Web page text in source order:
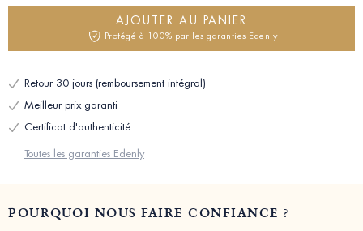
AJOUTER AU PANIER
Protégé à 100% par les garanties Edenly
Retour 30 jours (remboursement intégral)
Meilleur prix garanti
Certificat d'authenticité
Toutes les garanties Edenly
POURQUOI NOUS FAIRE CONFIANCE ?